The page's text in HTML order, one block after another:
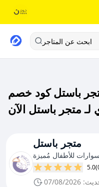
ابحث عن المتاجر
باستل كود خصم
متجر باستل
للأطفال مُميزة
5.0
08/2026